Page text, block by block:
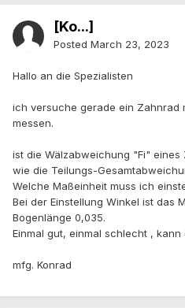
[Ko...]
Posted March 23, 2023
Hallo an die Spezialisten
ich versuche gerade ein Zahnrad
messen.
ist die Wälzabweichung "Fi"
wie die Teilungs-
Welche Maßeinheit muss ich
Bei der Einstellung Winkel ist das
Bogenlänge 0,035.
Einmal gut, einmal schlecht ,
mfg. Konrad